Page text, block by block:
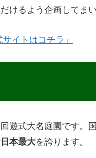
けるよう企画してまい
イトはコチラ」
遊式大名庭園です。
日本最大を誇ります。